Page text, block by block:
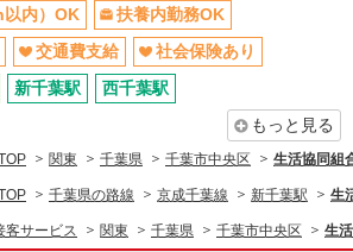
以内）OK
扶養内勤務OK
交通費支給
社会保険あり
新千葉駅
西千葉駅
もっと見る
関東 千葉県 千葉市中央区 生活協同組
千葉県の路線 京成千葉線 新千葉駅 生
客サービス 関東 千葉県 千葉市中央区 生